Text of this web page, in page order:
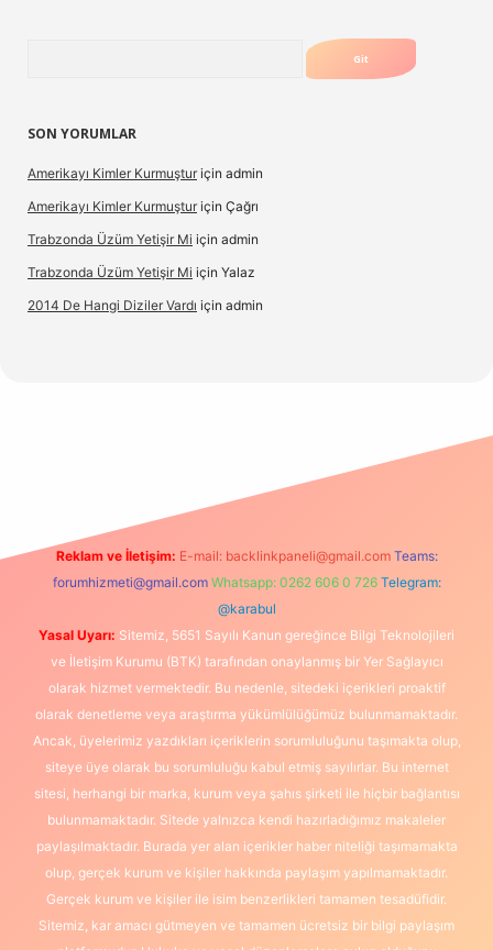
SON YORUMLAR
Amerikayı Kimler Kurmuştur için admin
Amerikayı Kimler Kurmuştur için Çağrı
Trabzonda Üzüm Yetişir Mi için admin
Trabzonda Üzüm Yetişir Mi için Yalaz
2014 De Hangi Diziler Vardı için admin
Reklam ve İletişim: E-mail: backlinkpaneli@gmail.com Teams:
forumhizmeti@gmail.com Whatsapp: 0262 606 0 726 Telegram:
@karabul
Yasal Uyarı: Sitemiz, 5651 Sayılı Kanun gereğince Bilgi Teknolojileri
ve İletişim Kurumu (BTK) tarafından onaylanmış bir Yer Sağlayıcı
olarak hizmet vermektedir. Bu nedenle, sitedeki içerikleri proaktif
olarak denetleme veya araştırma yükümlülüğümüz bulunmamaktadır.
Ancak, üyelerimiz yazdıkları içeriklerin sorumluluğunu taşımakta olup,
siteye üye olarak bu sorumluluğu kabul etmiş sayılırlar. Bu internet
sitesi, herhangi bir marka, kurum veya şahıs şirketi ile hiçbir bağlantısı
bulunmamaktadır. Sitede yalnızca kendi hazırladığımız makaleler
paylaşılmaktadır. Burada yer alan içerikler haber niteliği taşımamakta
olup, gerçek kurum ve kişiler hakkında paylaşım yapılmamaktadır.
Gerçek kurum ve kişiler ile isim benzerlikleri tamamen tesadüfidir.
Sitemiz, kar amacı gütmeyen ve tamamen ücretsiz bir bilgi paylaşım